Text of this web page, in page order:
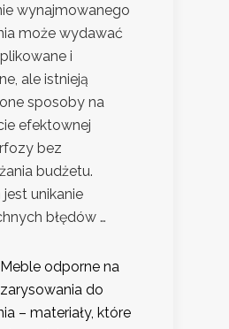
wynajmowanego
może wydawać
i
ale istnieją
sposoby na
efektownej
bez
budżetu.
unikanie
błędów …
Meble odporne na
zarysowania do
– materiały, które